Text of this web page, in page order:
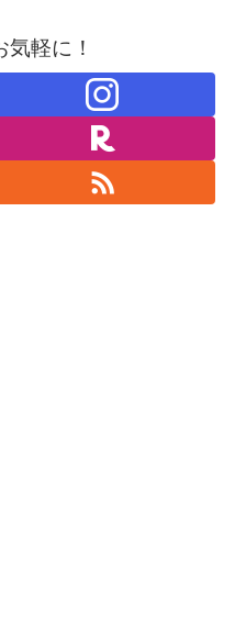
気軽に！